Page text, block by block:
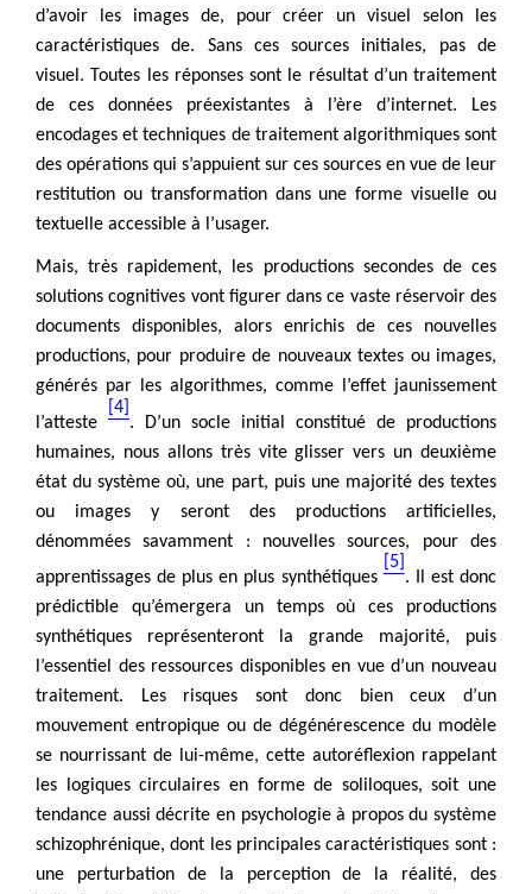
d’avoir les images de, pour créer un visuel selon les
caractéristiques de. Sans ces sources initiales, pas de
visuel. Toutes les réponses sont le résultat d’un traitement
de ces données préexistantes à l’ère d’internet. Les
encodages et techniques de traitement algorithmiques sont
des opérations qui s’appuient sur ces sources en vue de leur
restitution ou transformation dans une forme visuelle ou
textuelle accessible à l’usager.
Mais, très rapidement, les productions secondes de ces
solutions cognitives vont figurer dans ce vaste réservoir des
documents disponibles, alors enrichis de ces nouvelles
productions, pour produire de nouveaux textes ou images,
générés par les algorithmes, comme l’effet jaunissement
l’atteste
[4]
. D’un socle initial constitué de productions
humaines, nous allons très vite glisser vers un deuxième
état du système où, une part, puis une majorité des textes
ou images y seront des productions artificielles,
dénommées savamment : nouvelles sources, pour des
apprentissages de plus en plus synthétiques
[5]
. Il est donc
prédictible qu’émergera un temps où ces productions
synthétiques représenteront la grande majorité, puis
l’essentiel des ressources disponibles en vue d’un nouveau
traitement. Les risques sont donc bien ceux d’un
mouvement entropique ou de dégénérescence du modèle
se nourrissant de lui-même, cette autoréflexion rappelant
les logiques circulaires en forme de soliloques, soit une
tendance aussi décrite en psychologie à propos du système
schizophrénique, dont les principales caractéristiques sont :
une perturbation de la perception de la réalité, des